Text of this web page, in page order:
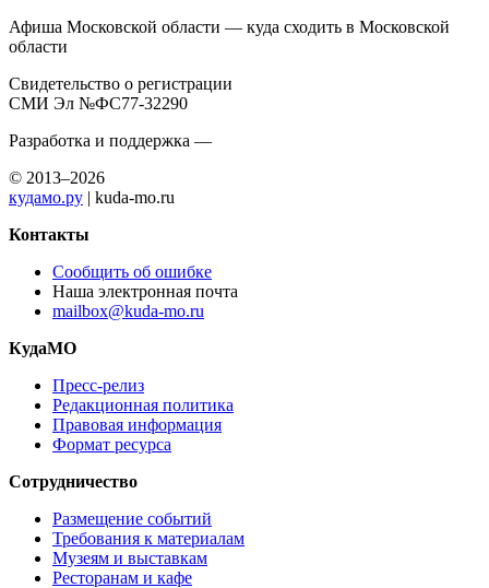
Афиша Московской области — куда сходить в Московской
области
Свидетельство о регистрации
СМИ Эл №ФС77-32290
Разработка и поддержка —
© 2013–2026
кудамо.ру | kuda-mo.ru
Контакты
Сообщить об ошибке
Наша электронная почта
mailbox@kuda-mo.ru
КудаМО
Пресс-релиз
Редакционная политика
Правовая информация
Формат ресурса
Сотрудничество
Размещение событий
Требования к материалам
Музеям и выставкам
Ресторанам и кафе